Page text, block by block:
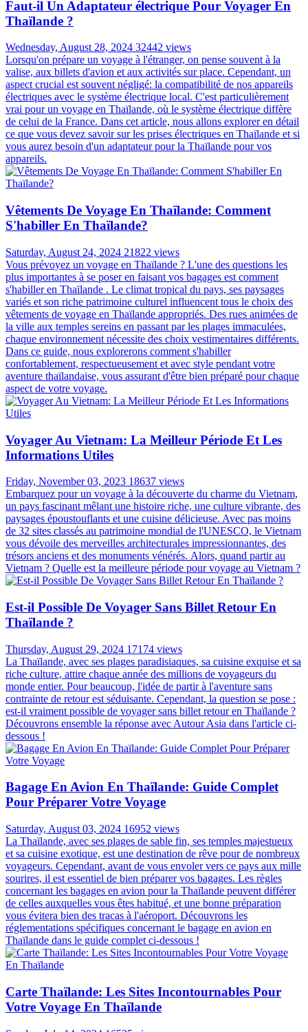
MEILLEUR RAPPORT
QUALITÉ/PRIX
99% satisfait plus que prévu
ASSISTANCE DISPONIBLE 24/7
Articles les plus lus
Faut-il Un Adaptateur électrique Pour Voyager En
Thaïlande ?
Lorsqu'on prépare un voyage à l'étranger, on pense souvent à la
valise, aux billets d'avion et aux activités sur place. Cependant, un
aspect crucial est souvent négligé: la compatibilité de nos appareils
vrai pour un voyage en Thaïlande, où le système électrique diffère
de celui de la France. Dans cet article, nous allons explorer en détail
ce que vous devez savoir sur les prises électriques en Thaïlande et si
vous aurez besoin d'un adaptateur pour la Thaïlande pour vos
appareils.
Vêtements De Voyage En Thaïlande: Comment
S'habiller En Thaïlande?
Saturday, August 24, 2024
plus importantes à se poser en faisant vos bagages est comment
s'habiller en Thaïlande . Le climat tropical du pays, ses paysages
variés et son riche patrimoine culturel influencent tous le choix des
vêtements de voyage en Thaïlande appropriés. Des rues animées de
la ville aux temples sereins en passant par les plages immaculées,
chaque environnement nécessite des choix vestimentaires différents.
Dans ce guide, nous explorerons comment s'habiller
confortablement, respectueusement et avec style pendant votre
aventure thaïlandaise, vous assurant d'être bien préparé pour chaque
aspect de votre voyage.
Informations Utiles
Friday, November 03, 2023 18637 views
Embarquez pour un voyage à la découverte du charme du Vietnam,
un pays fascinant mêlant une histoire riche, une culture vibrante, des
paysages époustouflants et une cuisine délicieuse. Avec pas moins
de 32 sites classés au patrimoine mondial de l'UNESCO, le Vietnam
vous dévoile des merveilles architecturales impressionnantes, des
trésors anciens et des monuments vénérés. Alors, quand partir au
Vietnam ? Quelle est la meilleure période pour voyage au Vietnam ?
Est-il Possible De Voyager Sans Billet Retour En
Thaïlande ?